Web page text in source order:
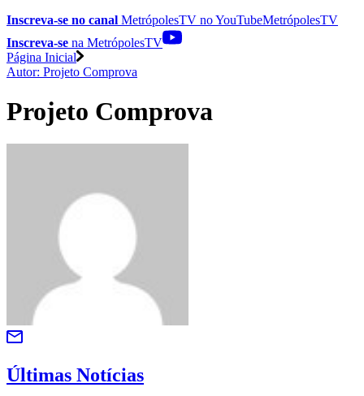
Inscreva-se no canal MetrópolesTV noYouTubeMetrópolesTV
Inscreva-se na MetrópolesTV
Página Inicial
Autor: Projeto Comprova
Projeto Comprova
Últimas Notícias